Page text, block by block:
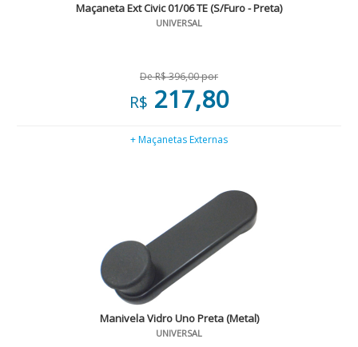
Maçaneta Ext Civic 01/06 TE (S/Furo - Preta)
UNIVERSAL
De R$ 396,00 por
R$ 217,80
+ Maçanetas Externas
Manivela Vidro Uno Preta (Metal)
UNIVERSAL